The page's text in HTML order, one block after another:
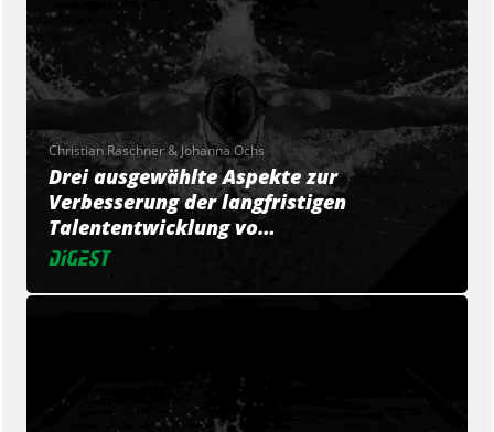
Christian Raschner & Johanna Ochs
Drei ausgewählte Aspekte zur
Verbesserung der langfristigen
Talententwicklung vo…